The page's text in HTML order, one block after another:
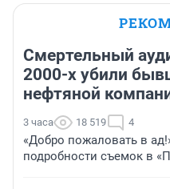
Смертельный
2000-х убили
нефтяной
3 часа 18 519 4
«Добро пожаловать в
подробности съемок в